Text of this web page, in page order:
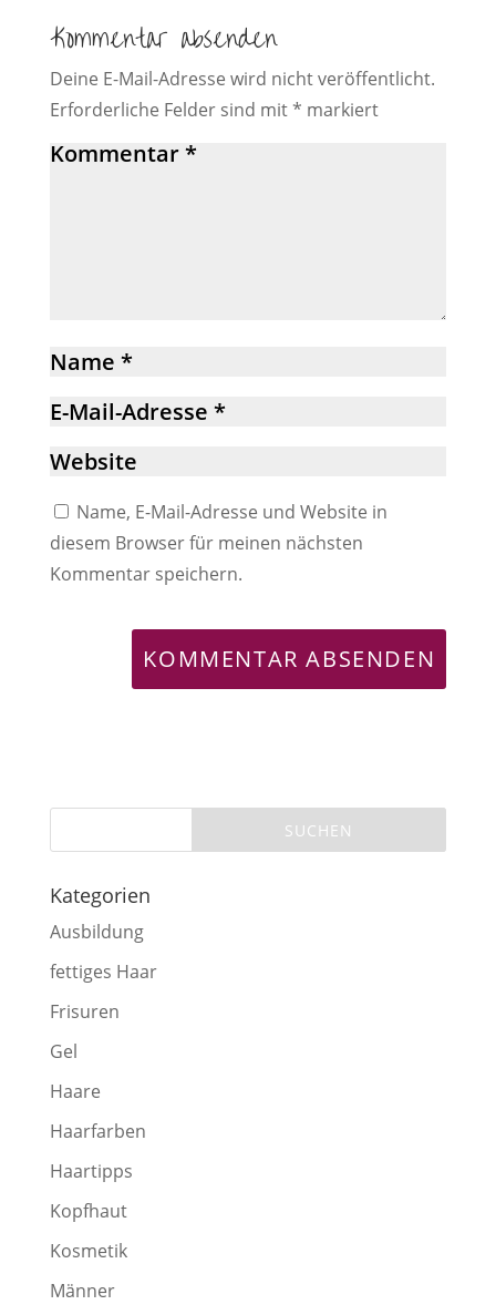
Kommentar absenden
Deine E-Mail-Adresse wird nicht veröffentlicht.
Erforderliche Felder sind mit* markiert
Name, E-Mail-Adresse und Website in
diesem Browser für meinen nächsten
Kommentar speichern.
Kategorien
Ausbildung
fettiges Haar
Frisuren
Gel
Haare
Haarfarben
Haartipps
Kopfhaut
Kosmetik
Männer